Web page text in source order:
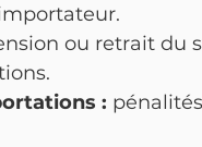
ou retrait du
: